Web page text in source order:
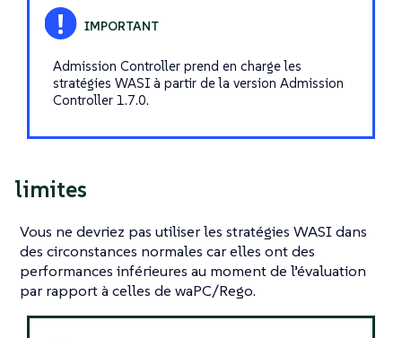
Admission Controller prend en charge les
stratégies WASI à partir de la version Admission
Controller 1.7.0.
limites
Vous ne devriez pas utiliser les stratégies WASI dans
des circonstances normales car elles ont des
performances inférieures au moment de l’évaluation
par rapport à celles de waPC/Rego.